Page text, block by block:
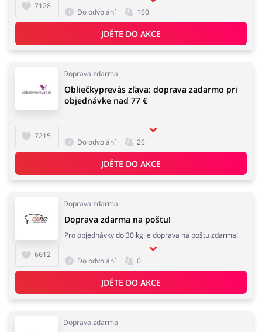
7128
Do odvolání 160
JDĚTE DO AKCE
Doprava zdarma
7215
Obliečkyprevás zľava: doprava zadarmo pri
objednávke nad 77 €
Do odvolání 26
JDĚTE DO AKCE
Doprava zdarma
6612
Doprava zdarma na poštu!
Pro objednávky do 30 kg je doprava na poštu zdarma!
Do odvolání 0
JDĚTE DO AKCE
Doprava zdarma